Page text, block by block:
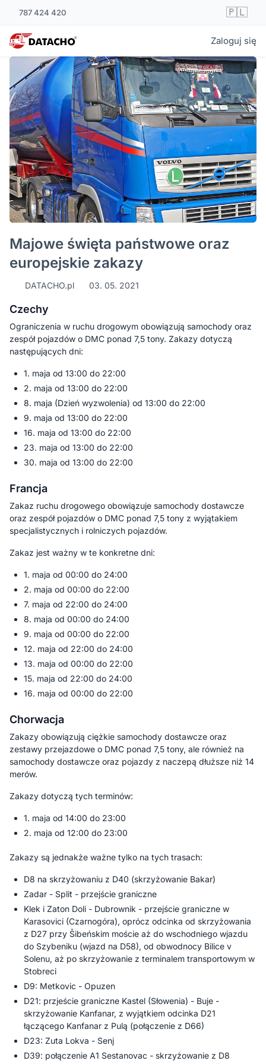
787 424 420 🇵🇱
Zaloguj się
Majowe święta państwowe oraz
europejskie zakazy
DATACHO.pl 03. 05. 2021
Czechy
Ograniczenia w ruchu drogowym obowiązują samochody oraz
zespół pojazdów o DMC ponad 7,5 tony. Zakazy dotyczą
następujących dni:
1. maja od 13:00 do 22:00
2. maja od 13:00 do 22:00
8. maja (Dzień wyzwolenia) od 13:00 do 22:00
9. maja od 13:00 do 22:00
16. maja od 13:00 do 22:00
23. maja od 13:00 do 22:00
30. maja od 13:00 do 22:00
Francja
Zakaz ruchu drogowego obowiązuje samochody dostawcze
oraz zespół pojazdów o DMC ponad 7,5 tony z wyjątakiem
specjalistycznych i rolniczych pojazdów.
Zakaz jest ważny w te konkretne dni:
1. maja od 00:00 do 24:00
2. maja od 00:00 do 22:00
7. maja od 22:00 do 24:00
8. maja od 00:00 do 24:00
9. maja od 00:00 do 22:00
12. maja od 22:00 do 24:00
13. maja od 00:00 do 22:00
15. maja od 22:00 do 24:00
16. maja od 00:00 do 22:00
Chorwacja
Zakazy obowiązują ciężkie samochody dostawcze oraz
zestawy przejazdowe o DMC ponad 7,5 tony, ale również na
samochody dostawcze oraz pojazdy z naczepą dłuższe niż 14
merów.
Zakazy dotyczą tych terminów:
1. maja od 14:00 do 23:00
2. maja od 12:00 do 23:00
Zakazy są jednakże ważne tylko na tych trasach:
D8 na skrzyżowaniu z D40 (skrzyżowanie Bakar)
Zadar - Split - przejście graniczne
Klek i Zaton Doli - Dubrownik - przejście graniczne w
Karasovici (Czarnogóra), oprócz odcinka od skrzyżowania
z D27 przy Šibeńskim moście aż do wschodniego wjazdu
do Szybeniku (wjazd na D58), od obwodnocy Bilice v
Solenu, aż po skrzyżowanie z terminalem transportowym w
Stobreci
D9: Metkovic - Opuzen
D21: przjeście graniczne Kastel (Słowenia) - Buje -
skrzyżowanie Kanfanar, z wyjątkiem odcinka D21
łączącego Kanfanar z Pulą (połączenie z D66)
D23: Zuta Lokva - Senj
D39: połączenie A1 Sestanovac - skrzyżowanie z D8